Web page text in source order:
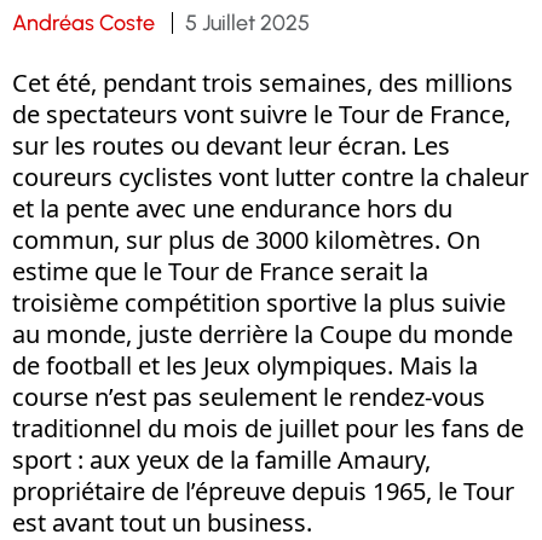
Andréas Coste 5 Juillet 2025
Cet été, pendant trois semaines, des millions
de spectateurs vont suivre le Tour de France,
sur les routes ou devant leur écran. Les
coureurs cyclistes vont lutter contre la chaleur
et la pente avec une endurance hors du
commun, sur plus de 3000 kilomètres. On
estime que le Tour de France serait la
troisième compétition sportive la plus suivie
au monde, juste derrière la Coupe du monde
de football et les Jeux olympiques. Mais la
course n’est pas seulement le rendez-vous
traditionnel du mois de juillet pour les fans de
sport : aux yeux de la famille Amaury,
propriétaire de l’épreuve depuis 1965, le Tour
est avant tout un business.